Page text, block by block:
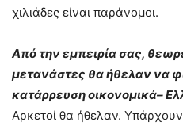
χιλιάδες είναι παράνομοι.
Από την εμπειρία σας,
μετανάστες θα ήθελαν να
κατάρρευση οικονομικά–
Αρκετοί θα ήθελαν.